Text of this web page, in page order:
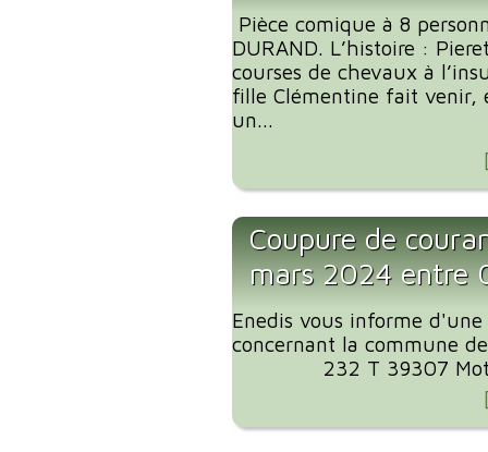
Pièce comique à 8
DURAND. L’histoire :
courses de chevaux à
fille Clémentine fait venir,
un...
Coupure de
mars 2024 entre
Enedis vous informe
concernant la commune
232 T 39307 Motif